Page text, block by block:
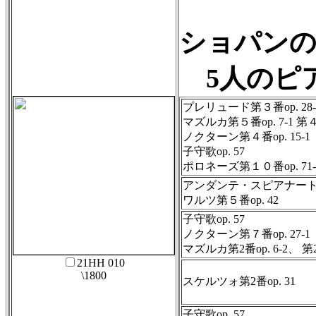
21HH 010
\1800
ショパン
5人のピ
プレリュード第３番op.
マズルカ第５番op. 7-1 第
ノクターン第４番op. 15-1
子守歌op. 57
ポロネーズ第１０番op.
アンダンテ・スピアナー
ワルツ第５番op. 42
子守歌op. 57
ノクターン第７番op. 27-1
マズルカ第2番op. 6-2、 第
スケルツォ第2番op. 31